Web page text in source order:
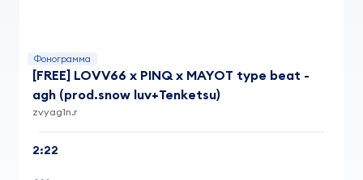
Фонограмма
[FREE] LOVV66 x PINQ x MAYOT type beat -
agh (prod.snow luv+Tenketsu)
zvyag1n.r
2:22